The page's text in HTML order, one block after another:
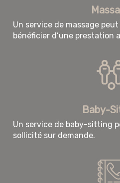
Un service de massage
bénéficier d’une prestation
Baby-
Un service de baby-sitting
sollicité sur demande.